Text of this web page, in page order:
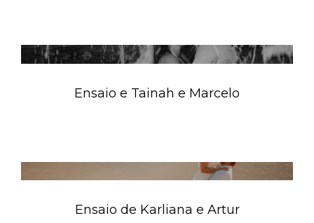
Ensaio e Tainah e Marcelo
Ensaio de Karliana e Artur